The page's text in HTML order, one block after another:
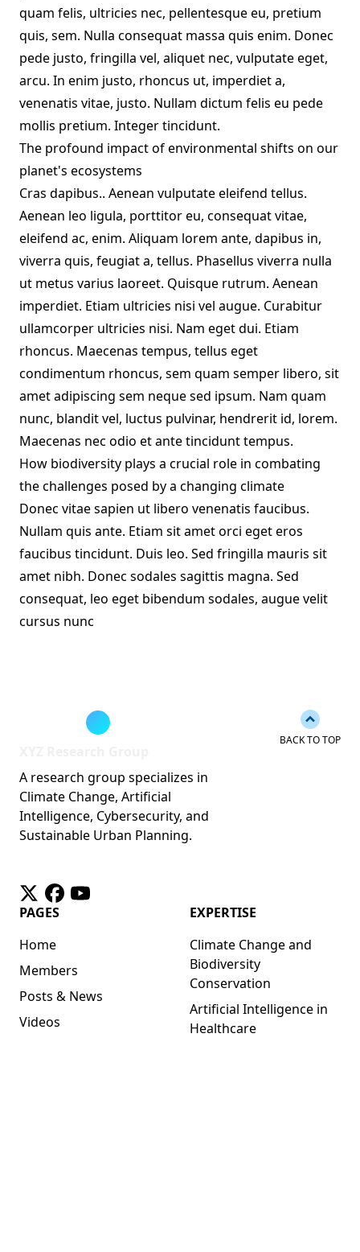
quam felis, ultricies nec, pellentesque eu, pretium
quis, sem. Nulla consequat massa quis enim. Donec
pede justo, fringilla vel, aliquet nec, vulputate eget,
arcu. In enim justo, rhoncus ut, imperdiet a,
venenatis vitae, justo. Nullam dictum felis eu pede
mollis pretium. Integer tincidunt.
The profound impact of environmental shifts on our
planet's ecosystems
Cras dapibus.. Aenean vulputate eleifend tellus.
Aenean leo ligula, porttitor eu, consequat vitae,
eleifend ac, enim. Aliquam lorem ante, dapibus in,
viverra quis, feugiat a, tellus. Phasellus viverra nulla
ut metus varius laoreet. Quisque rutrum. Aenean
imperdiet. Etiam ultricies nisi vel augue. Curabitur
ullamcorper ultricies nisi. Nam eget dui. Etiam
rhoncus. Maecenas tempus, tellus eget
condimentum rhoncus, sem quam semper libero, sit
amet adipiscing sem neque sed ipsum. Nam quam
nunc, blandit vel, luctus pulvinar, hendrerit id, lorem.
Maecenas nec odio et ante tincidunt tempus.
How biodiversity plays a crucial role in combating
the challenges posed by a changing climate
Donec vitae sapien ut libero venenatis faucibus.
Nullam quis ante. Etiam sit amet orci eget eros
faucibus tincidunt. Duis leo. Sed fringilla mauris sit
amet nibh. Donec sodales sagittis magna. Sed
consequat, leo eget bibendum sodales, augue velit
cursus nunc
A research group specializes in
Climate Change, Artificial
Intelligence, Cybersecurity, and
Sustainable Urban Planning.
twitterfacebookyoutube
PAGES
Home
Members
Posts & News
Videos
EXPERTISE
Climate Change and
Biodiversity
Conservation
Artificial Intelligence in
Healthcare
Back to
BACK TO TOP